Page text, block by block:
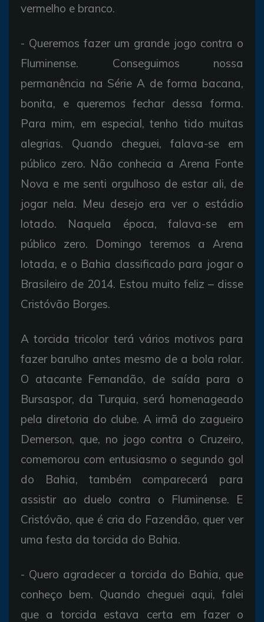
vermelho e branco.
- Queremos fazer um grande jogo contra o
Fluminense. Conseguimos nossa
permanência na Série A de forma bacana,
bonita, e queremos fechar dessa forma.
Para mim, em especial, tenho tido muitas
alegrias. Quando cheguei, falava-se em
público zero. Não conhecia a Arena Fonte
Nova e me senti orgulhoso de estar ali, de
jogar nela. Meu desejo era ver o estádio
lotado. Naquela época, falava-se em
público zero. Domingo teremos a Arena
lotada, e o Bahia classificado para jogar o
Brasileiro de 2014. Estou muito feliz – disse
Cristóvão Borges.
A torcida tricolor terá vários motivos para
fazer barulho antes mesmo de a bola rolar.
O atacante Fernandão, de saída para o
Bursaspor, da Turquia, será homenageado
pela diretoria do clube. A irmã do zagueiro
Demerson, que, no jogo contra o Cruzeiro,
comemorou com entusiasmo o segundo gol
do Bahia, também comparecerá para
assistir ao duelo contra o Fluminense. E
Cristóvão, que é cria do Fazendão, quer ver
uma festa da torcida do Bahia.
- Quero agradecer a torcida do Bahia, que
conheço bem. Quando cheguei aqui, falei
que a torcida estava certa em fazer o